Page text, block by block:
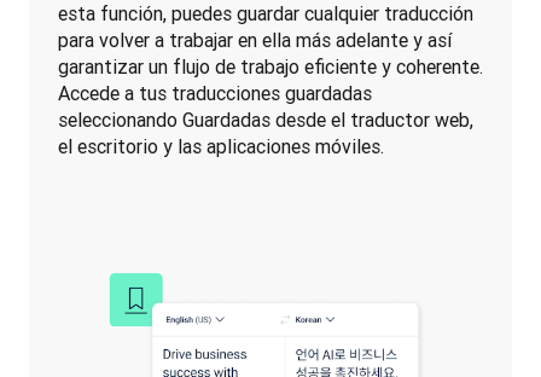
esta función, puedes guardar cualquier traducción
para volver a trabajar en ella más adelante y así
garantizar un flujo de trabajo eficiente y coherente.
Accede a tus traducciones guardadas
seleccionando Guardadas desde el traductor web,
el escritorio y las aplicaciones móviles.